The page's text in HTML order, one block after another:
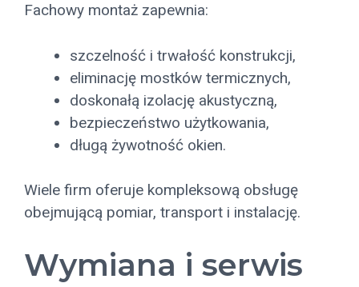
Fachowy montaż zapewnia:
szczelność i trwałość konstrukcji,
eliminację mostków termicznych,
doskonałą izolację akustyczną,
bezpieczeństwo użytkowania,
długą żywotność okien.
Wiele firm oferuje kompleksową obsługę
obejmującą pomiar, transport i instalację.
Wymiana i serwis